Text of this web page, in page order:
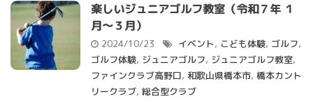
楽しいジュニアゴルフ教室（令和７年 １
月～３月）
2024/10/23 イベント, こども体験, ゴルフ,
ゴルフ体験, ジュニアゴルフ, ジュニアゴルフ教室,
ファインクラブ高野口, 和歌山県橋本市, 橋本カント
リークラブ, 総合型クラブ